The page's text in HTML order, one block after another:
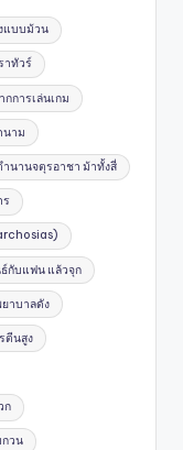
แบบม้วน
าทัวร์
การเล่นเกม
นาม
ำนานจตุรอาชา ม้าทั้งสี่
ร
กับแฟน แล้วจุก
ยาบาลดัง
ตีนสูง
ก
กวน